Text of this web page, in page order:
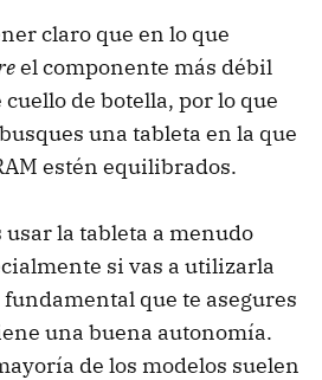
claro que en lo que
el componente más débil
cuello de botella, por lo que
una tableta en la que
estén equilibrados.
usar la tableta a menudo
si vas a utilizarla
que te asegures
una buena autonomía.
de los modelos suelen